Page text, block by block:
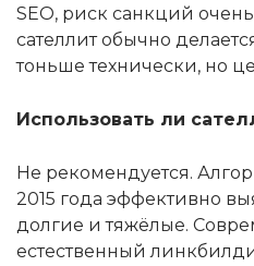
SEO, риск санкций
сателлит обычно
тоньше технически, но
Использовать ли
Не рекомендуется.
2015 года эффективно
долгие и тяжёлые.
естественный